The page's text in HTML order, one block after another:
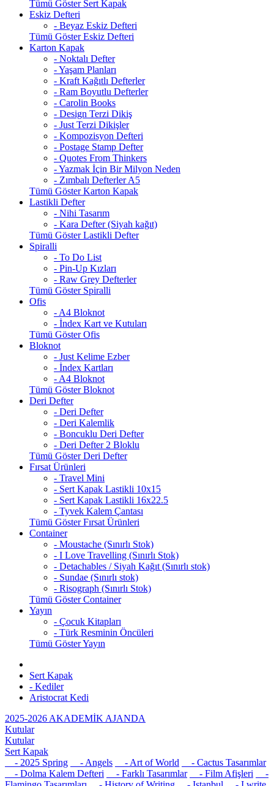
Tümü Göster Sert Kapak
Eskiz Defteri
- Beyaz Eskiz Defteri
Tümü Göster Eskiz Defteri
Karton Kapak
- Noktalı Defter
- Yaşam Planları
- Kraft Kağıtlı Defterler
- Ram Boyutlu Defterler
- Carolin Books
- Design Terzi Dikiş
- Just Terzi Dikişler
- Kompozisyon Defteri
- Postage Stamp Defter
- Quotes From Thinkers
- Yazmak İçin Bir Milyon Neden
- Zımbalı Defterler A5
Tümü Göster Karton Kapak
Lastikli Defter
- Nihi Tasarım
- Kara Defter (Siyah kağıt)
Tümü Göster Lastikli Defter
Spiralli
- To Do List
- Pin-Up Kızları
- Raw Grey Defterler
Tümü Göster Spiralli
Ofis
- A4 Bloknot
- İndex Kart ve Kutuları
Tümü Göster Ofis
Bloknot
- Just Kelime Ezber
- İndex Kartları
- A4 Bloknot
Tümü Göster Bloknot
Deri Defter
- Deri Defter
- Deri Kalemlik
- Boncuklu Deri Defter
- Deri Defter 2 Bloklu
Tümü Göster Deri Defter
Fırsat Ürünleri
- Travel Mini
- Sert Kapak Lastikli 10x15
- Sert Kapak Lastikli 16x22.5
- Tyvek Kalem Çantası
Tümü Göster Fırsat Ürünleri
Container
- Moustache (Sınırlı Stok)
- I Love Travelling (Sınırlı Stok)
- Detachables / Siyah Kağıt (Sınırlı stok)
- Sundae (Sınırlı stok)
- Risograph (Sınırlı Stok)
Tümü Göster Container
Yayın
- Çocuk Kitapları
- Türk Resminin Öncüleri
Tümü Göster Yayın
Sert Kapak
- Kediler
Aristocrat Kedi
2025-2026 AKADEMİK AJANDA
Kutular
Kutular
Sert Kapak
- 2025 Spring
- Angels - Art of World
- Cactus Tasarımlar
- Dolma Kalem Defteri
- Farklı Tasarımlar - Film Afişleri
-